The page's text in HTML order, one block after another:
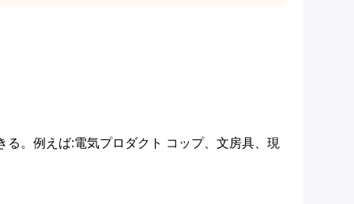
る 。例えば:電気プロダクト コップ、文房具、現